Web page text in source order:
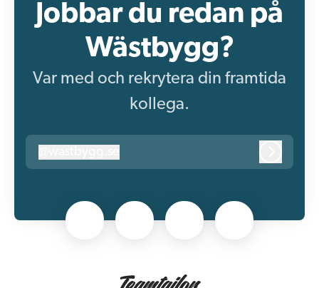
Jobbar du redan på
Wästbygg?
Var med och rekrytera din framtida
kollega.
wastbygg.se